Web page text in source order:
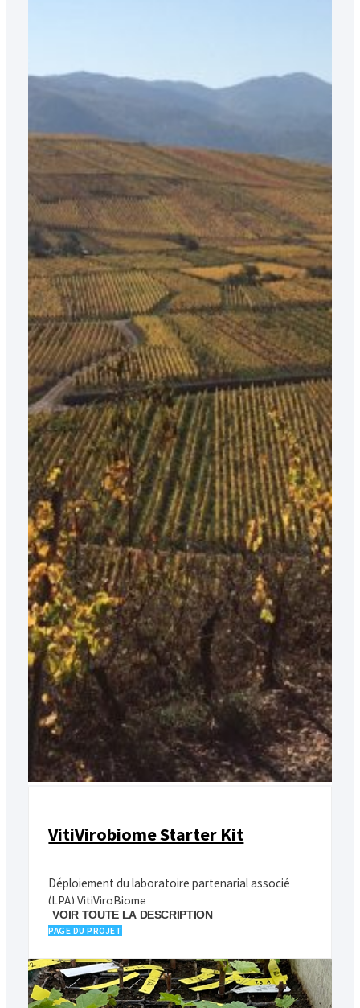
VitiVirobiome Starter Kit
Déploiement du laboratoire partenarial associé
(LPA) VitiViroBiome
VOIR TOUTE LA DESCRIPTION
PAGE DU PROJET